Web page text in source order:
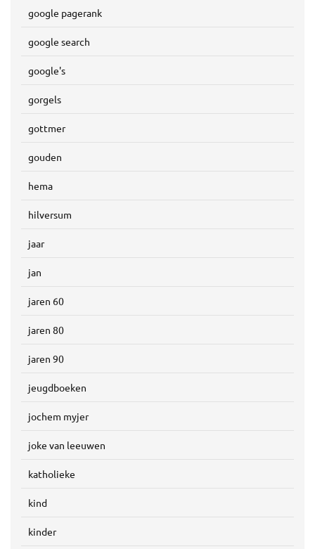
google pagerank
google search
google's
gorgels
gottmer
gouden
hema
hilversum
jaar
jan
jaren 60
jaren 80
jaren 90
jeugdboeken
jochem myjer
joke van leeuwen
katholieke
kind
kinder